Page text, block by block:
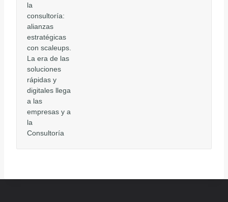
la
consultoría:
alianzas
estratégicas
con scaleups.
La era de las
soluciones
rápidas y
digitales llega
a las
empresas y a
la
Consultoría